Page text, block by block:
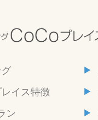
イス特徴
ン